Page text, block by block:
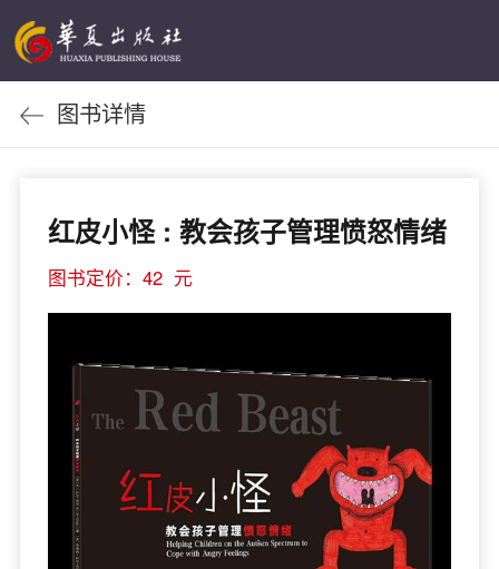
图书详情
红皮小怪 : 教会孩子管理愤怒情绪
图书定价：42 元